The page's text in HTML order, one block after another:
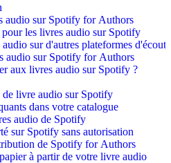
audio sur Spotify for Authors
les livres audio sur Spotify
sur d'autres plateformes d'écoute
audio sur Spotify for Authors
aux livres audio sur Spotify ?
livre audio sur Spotify
dans votre catalogue
audio de Spotify
sur Spotify sans autorisation
de Spotify for Authors
à partir de votre livre audio